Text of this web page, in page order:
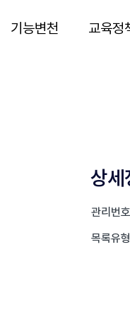
기능변천 교육정
상세
관리번호
목록유형